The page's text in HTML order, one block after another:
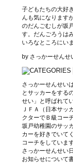
子どもたちの大好
んも気になります
のだんごむしが坂
す。だんごろうは
いろなところにい
by さっかーせんせ
さっかーせんせい
とサッカーをする
せい」と呼ばれて
ＪＦＡ（日本サッ
クターでＢ級コー
坂戸幼稚園のサッ
カーを好きでいて
コーチをしています
さっかーせんせい
お知らせについて